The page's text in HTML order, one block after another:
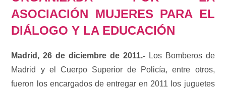
ASOCIACIÓN MUJERES PARA EL
DIÁLOGO Y LA EDUCACIÓN
Madrid, 26 de diciembre de 2011.-Los Bomberos de
Madrid y el Cuerpo Superior de Policía, entre otros,
fueron los encargados de entregar en 2011 los juguetes